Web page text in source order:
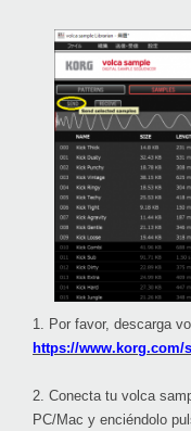
1. Por favor, descarga
https://www.korg.com/
2. Conecta tu volca
PC/Mac y enciéndolo